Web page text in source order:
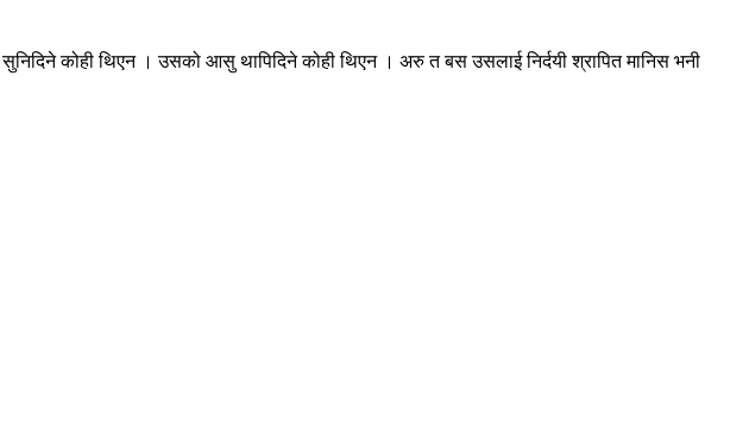
कोही थिएन । उसको आसु थापिदिने कोही थिएन । अरु त बस उसलाई निर्दयी श्रापित मानिस भनी